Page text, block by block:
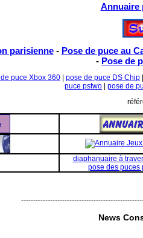
Annuaire
parisienne- Pose de puce au
- Pose de
puce Xbox 360 pose de puce DS Chip
puce pstwo
pose de
diaphanuaire à
pose des puces
News